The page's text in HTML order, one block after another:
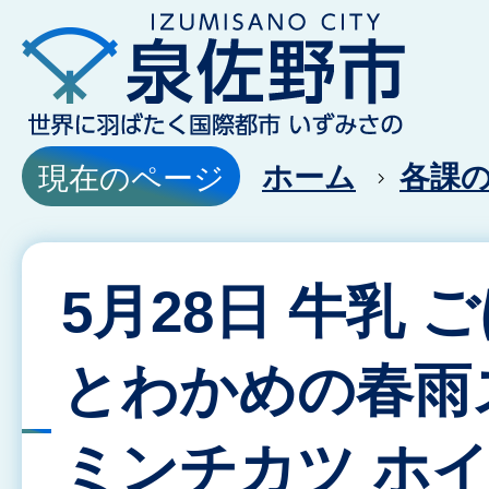
現在のページ ホーム 各課
5月28日 牛乳
とわかめの春
ミンチカツ ホ